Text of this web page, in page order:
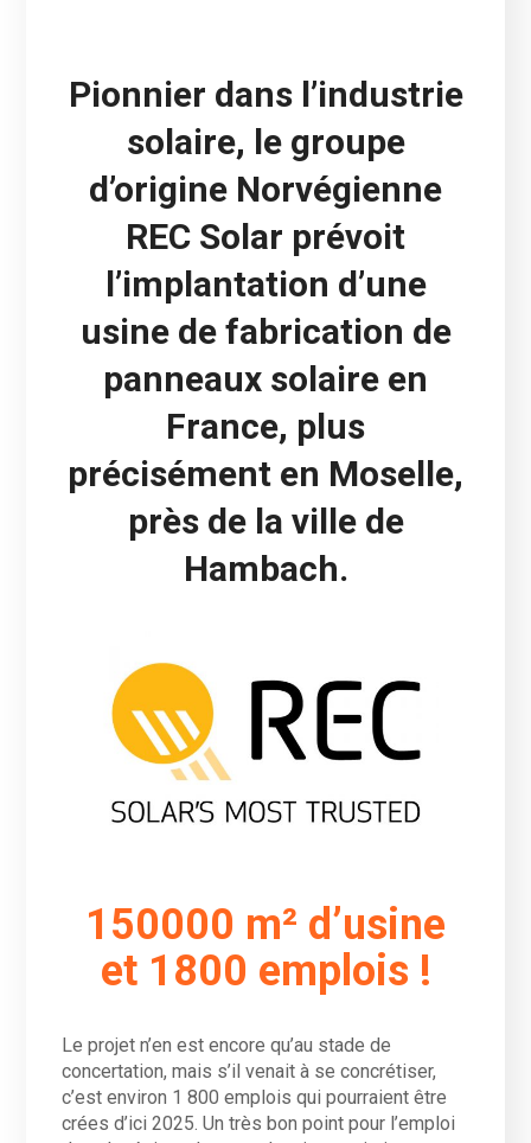
Pionnier dans l’industrie
solaire, le groupe
d’origine Norvégienne
REC Solar prévoit
l’implantation d’une
usine de fabrication de
panneaux solaire en
France, plus
précisément en Moselle,
près de la ville de
Hambach.
150000 m² d’usine
et 1800 emplois !
Le projet n’en est encore qu’au stade de
concertation, mais s’il venait à se concrétiser,
c’est environ 1 800 emplois qui pourraient être
crées d’ici 2025. Un très bon point pour l’emploi